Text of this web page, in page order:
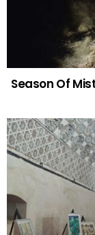
Season Of